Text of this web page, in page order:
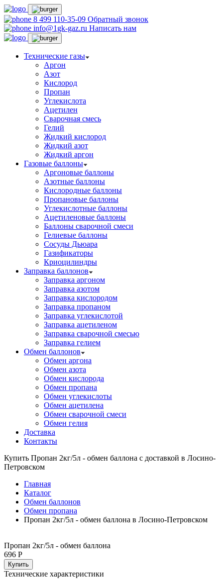
8 499 110-35-09 Обратный звонок
info@1gk-gaz.ru Написать нам
Технические газы
Аргон
Азот
Кислород
Пропан
Углекислота
Ацетилен
Сварочная смесь
Гелий
Жидкий кислород
Жидкий азот
Жидкий аргон
Газовые баллоны
Аргоновые баллоны
Азотные баллоны
Кислородные баллоны
Пропановые баллоны
Углекислотные баллоны
Ацетиленовые баллоны
Баллоны сварочной смеси
Гелиевые баллоны
Сосуды Дьюара
Газификаторы
Криоцилиндры
Заправка баллонов
Заправка аргоном
Заправка азотом
Заправка кислородом
Заправка пропаном
Заправка углекислотой
Заправка ацетиленом
Заправка сварочной смесью
Заправка гелием
Обмен баллонов
Обмен аргона
Обмен азота
Обмен кислорода
Обмен пропана
Обмен углекислоты
Обмен ацетилена
Обмен сварочной смеси
Обмен гелия
Доставка
Контакты
Купить Пропан 2кг/5л - обмен баллона с доставкой в Лосино-
Петровском
Главная
Каталог
Обмен баллонов
Обмен пропана
Пропан 2кг/5л - обмен баллона в Лосино-Петровском
Пропан 2кг/5л - обмен баллона
696 Р
Купить
Технические характеристики